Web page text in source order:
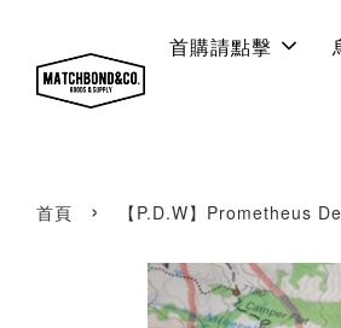
首購請點擊
首頁 › 【P.D.W】Prometheus